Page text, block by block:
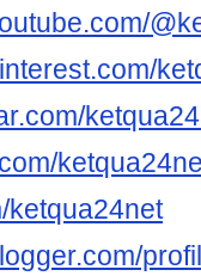
ketqua24net